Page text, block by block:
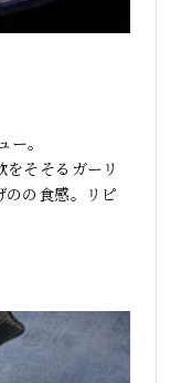
。
そそるガーリ
のの食感。リピ